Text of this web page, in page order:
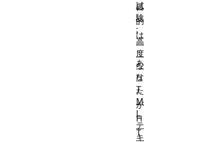
目
的
は
、
あ
な
た
が
H
T
試
験
:
高
度
な
H
T
M
L
テ
キ